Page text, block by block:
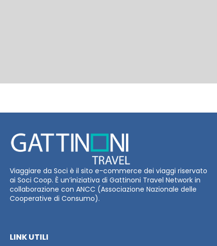
Viaggiare da Soci è il sito e-commerce dei viaggi riservato
ai Soci Coop. È un’iniziativa di Gattinoni Travel Network in
collaborazione con ANCC (Associazione Nazionale delle
Cooperative di Consumo).
LINK UTILI